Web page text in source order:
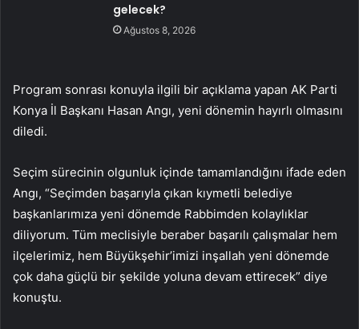
gelecek?
Ağustos 8, 2026
Program sonrası konuyla ilgili bir açıklama yapan AK Parti
Konya İl Başkanı Hasan Angı, yeni dönemin hayırlı olmasını
diledi.
Seçim sürecinin olgunluk içinde tamamlandığını ifade eden
Angı, “Seçimden başarıyla çıkan kıymetli belediye
başkanlarımıza yeni dönemde Rabbimden kolaylıklar
diliyorum. Tüm meclisiyle beraber başarılı çalışmalar hem
ilçelerimiz, hem Büyükşehir’imizi inşallah yeni dönemde
çok daha güçlü bir şekilde yoluna devam ettirecek” diye
konuştu.